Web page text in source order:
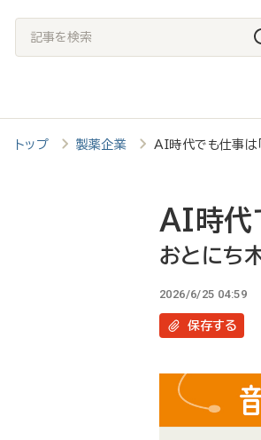
記
事
検
索
トップ 製薬企業 AI時代でも仕事は
AI時代
おとにち
2026/6/25 04:59
保存する